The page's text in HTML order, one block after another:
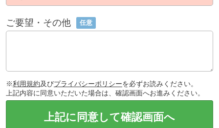
ご要望・その他 任意
※利用規約及びプライバシーポリシーを必ずお読みください。
上記内容に同意いただいた場合は、確認画面へお進みください。
上記に同意して確認画面へ